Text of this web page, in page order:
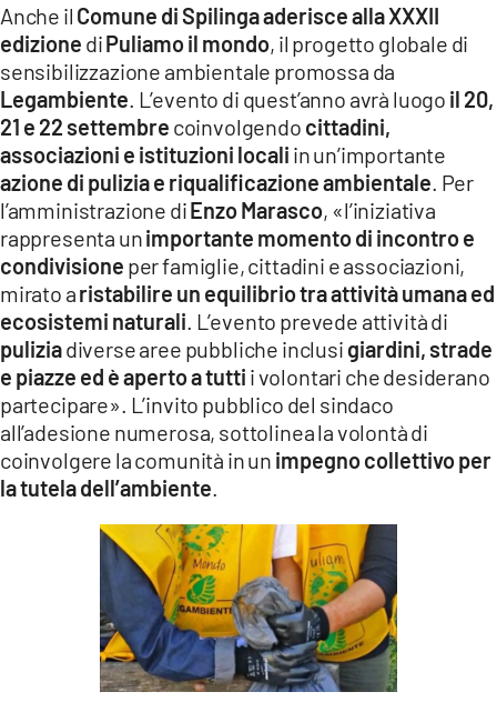
Network
LACPLAY.IT
LACTV.IT
LACONAIR.IT
LACITYMAG.IT
ILREGGINO.IT
COSENZACHANNEL.IT
ILVIBONESE.IT
CATANZAROCHANNEL.IT
LACAPITALENEWS.IT
App
Anche il Comune di Spilinga aderisce alla XXXII
edizione diPuliamo il mondo, il progetto globale di
sensibilizzazione ambientale promossa da
Legambiente . L’evento di quest’anno avrà luogo il 20,
21 e 22 settembre coinvolgendo cittadini,
associazioni e istituzioni locali in un’importante
azione di pulizia e riqualificazione ambientale . Per
l’amministrazione diEnzo Marasco, «l’iniziativa
rappresenta unimportante momento di incontro e
condivisione per famiglie, cittadini e associazioni,
mirato aristabilire un equilibrio tra attività umana ed
ecosistemi naturali . L’evento prevede attività di
puliziadiverse aree pubbliche inclusi giardini, strade
e piazze ed è aperto a tutti i volontari che desiderano
partecipare». L’invito pubblico del sindaco
all’adesione numerosa, sottolinea la volontà di
coinvolgere la comunità in un impegno collettivo per
la tutela dell’ambiente